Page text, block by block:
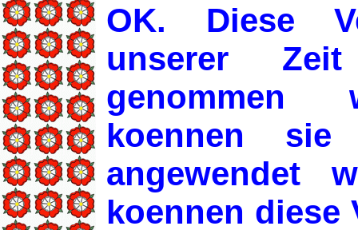
OK. Diese
unserer
genommen
koennen
angewendet
koennen diese